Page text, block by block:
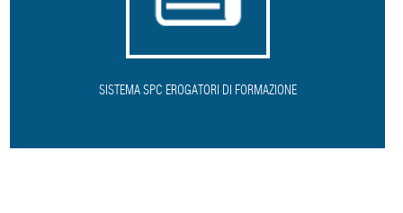
SISTEMA SPC EROGATORI DI FORMAZIONE